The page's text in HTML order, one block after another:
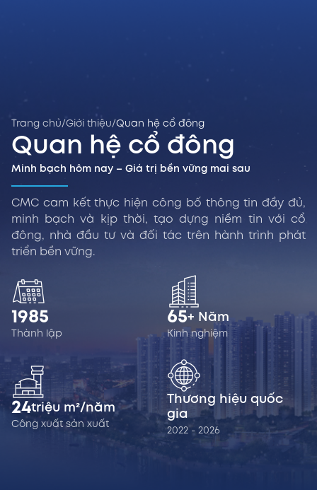
Trang chủ/Giới thiệu/Quan hệ cổ đông
Quan hệ cổ đông
Minh bạch hôm nay – Giá trị bền vững mai sau
CMC cam kết thực hiện công bố thông tin đầy đủ,
minh bạch và kịp thời, tạo dựng niềm tin với cổ
đông, nhà đầu tư và đối tác trên hành trình phát
triển bền vững.
1985
Thành lập
65+ Năm
Kinh nghiệm
24triệu m²/năm
Công xuất sản xuất
Thương hiệu quốc
gia
2022 - 2026